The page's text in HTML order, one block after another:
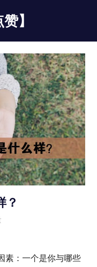
】
？
素：一个是你与哪些